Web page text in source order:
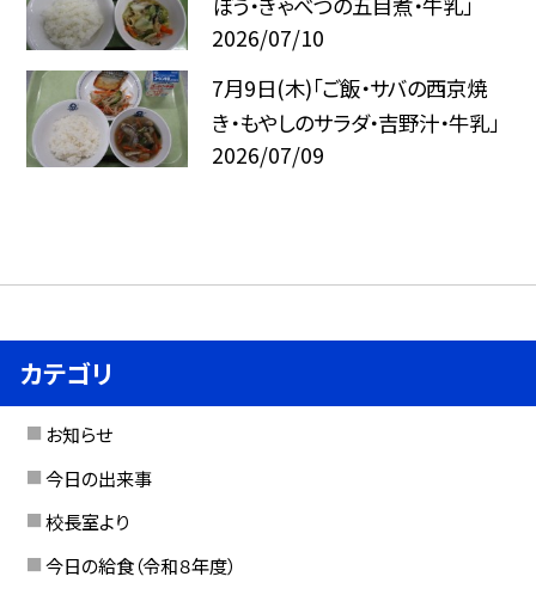
2026/07/10
7月9日(木)「ご飯・サバの西京焼
き・もやしのサラダ・吉野汁・牛乳」
2026/07/09
カテゴリ
お知らせ
今日の出来事
校長室より
今日の給食（令和８年度）